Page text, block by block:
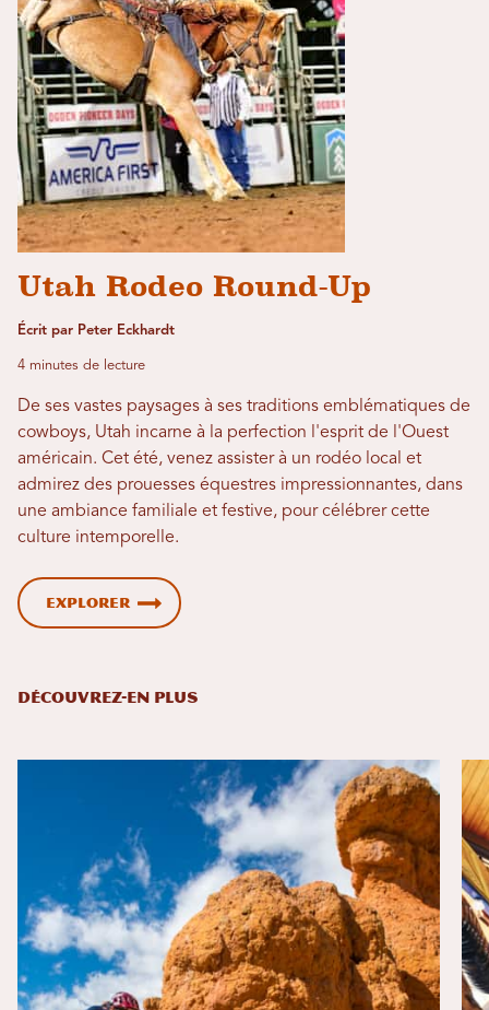
Utah Rodeo Round-Up
Écrit par Peter Eckhardt
4 minutes de lecture
De ses vastes paysages à ses traditions emblématiques de
cowboys, Utah incarne à la perfection l'esprit de l'Ouest
américain. Cet été, venez assister à un rodéo local et
admirez des prouesses équestres impressionnantes, dans
une ambiance familiale et festive, pour célébrer cette
culture intemporelle.
Explorer
DÉCOUVREZ-EN PLUS